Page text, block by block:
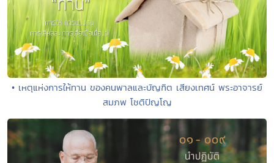
• เหตุแห่งการให้ทาน ของคนพาลและบัญฑิต เสียงเทศน์ พระอาจารย์
สมภพ โชติปัญโญ